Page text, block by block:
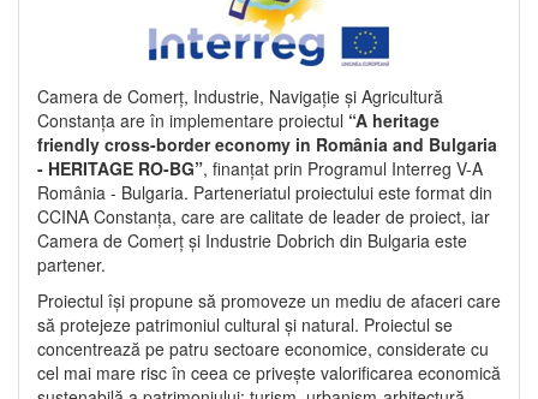
Camera de Comerț, Industrie, Navigație și Agricultură
Constanța are în implementare proiectul “A heritage
friendly cross-border economy in România and Bulgaria
- HERITAGE RO-BG”, finanțat prin Programul Interreg V-A
România - Bulgaria. Parteneriatul proiectului este format din
CCINA Constanța, care are calitate de leader de proiect, iar
Camera de Comerț și Industrie Dobrich din Bulgaria este
partener.
Proiectul își propune să promoveze un mediu de afaceri care
să protejeze patrimoniul cultural și natural. Proiectul se
concentrează pe patru sectoare economice, considerate cu
cel mai mare risc în ceea ce privește valorificarea economică